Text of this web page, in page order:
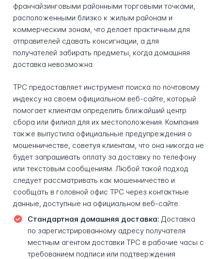
франчайзинговыми районными торговыми точками,
расположенными близко к жилым районам и
коммерческим зонам, что делает практичным для
отправителей сдавать консигнации, а для
получателей забирать предметы, когда домашняя
доставка невозможна.
TPC предоставляет инструмент поиска по почтовому
индексу на своем официальном веб-сайте, который
помогает клиентам определить ближайший центр
сбора или филиал для их местоположения. Компания
также выпустила официальные предупреждения о
мошенничестве, советуя клиентам, что она никогда не
будет запрашивать оплату за доставку по телефону
или текстовым сообщениям. Любой такой подход
следует рассматривать как мошенничество и
сообщать в головной офис TPC через контактные
данные, доступные на официальном веб-сайте.
Стандартная домашняя доставка: Доставка
по зарегистрированному адресу получателя
местным агентом доставки TPC в рабочие часы с
требованием подписи или подтверждения